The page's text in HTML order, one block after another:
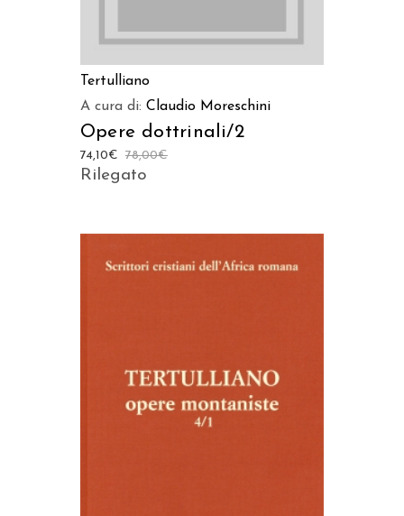
Tertulliano
A cura di: Claudio Moreschini
Opere dottrinali/2
78,00€
74,10€
Rilegato
AGGIUNGI AL CARRELLO